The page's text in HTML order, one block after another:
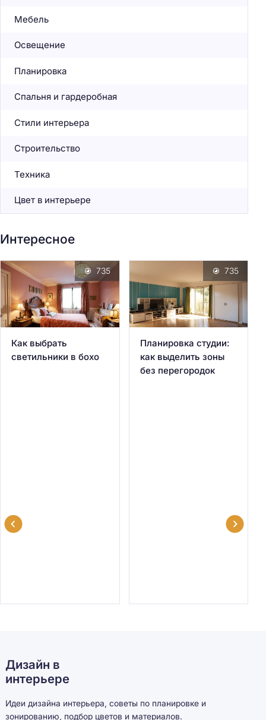
Мебель
Освещение
Планировка
Спальня и гардеробная
Стили интерьера
Строительство
Техника
Цвет в интерьере
Интересное
Как выбрать
светильники в бохо
735
Планировка студии:
как выделить зоны
без перегородок
735
Дизайн в
интерьере
Идеи дизайна интерьера, советы по планировке и
зонированию, подбор цветов и материалов.